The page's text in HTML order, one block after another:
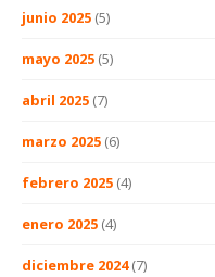
junio 2025 (5)
mayo 2025 (5)
abril 2025 (7)
marzo 2025 (6)
febrero 2025 (4)
enero 2025 (4)
diciembre 2024(7)